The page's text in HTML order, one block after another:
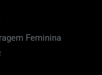
Feminina